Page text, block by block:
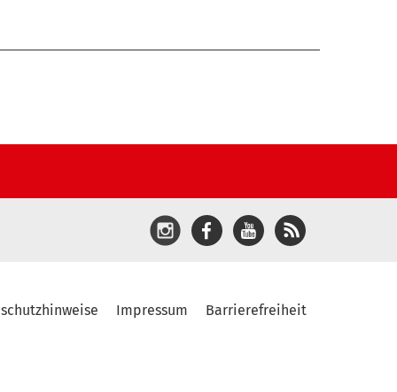
Impressum Barrierefreiheit